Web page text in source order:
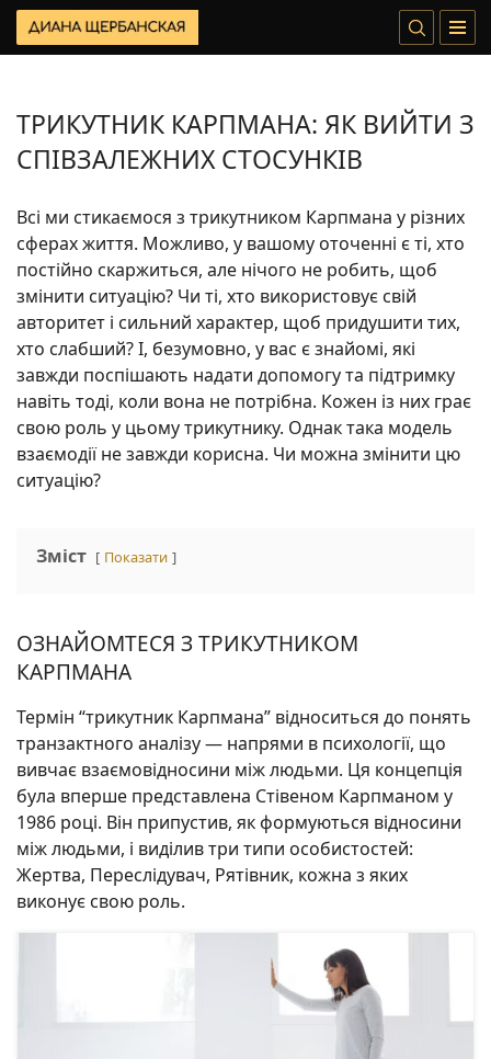
ТРИКУТНИК КАРПМАНА: ЯК ВИЙТИ З
СПІВЗАЛЕЖНИХ СТОСУНКІВ
Всі ми стикаємося з трикутником Карпмана у різних
сферах життя. Можливо, у вашому оточенні є ті, хто
постійно скаржиться, але нічого не робить, щоб
змінити ситуацію? Чи ті, хто використовує свій
авторитет і сильний характер, щоб придушити тих,
хто слабший? І, безумовно, у вас є знайомі, які
завжди поспішають надати допомогу та підтримку
навіть тоді, коли вона не потрібна. Кожен із них грає
свою роль у цьому трикутнику. Однак така модель
взаємодії не завжди корисна. Чи можна змінити цю
ситуацію?
Зміст Показати
ОЗНАЙОМТЕСЯ З ТРИКУТНИКОМ
КАРПМАНА
Термін “трикутник Карпмана” відноситься до понять
транзактного аналізу — напрями в психології, що
вивчає взаємовідносини між людьми. Ця концепція
була вперше представлена Стівеном Карпманом у
1986 році. Він припустив, як формуються відносини
між людьми, і виділив три типи особистостей:
Жертва, Переслідувач, Рятівник, кожна з яких
виконує свою роль.